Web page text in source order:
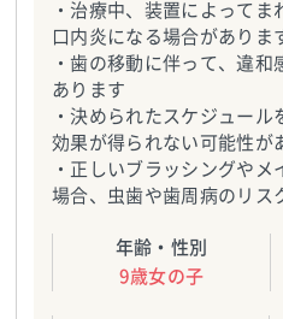
・治療中、装置によってま
口内炎になる場合がありま
・歯の移動に伴って、違
あります
・決められたスケジュー
効果が得られない可能性が
・正しいブラッシングや
場合、虫歯や歯周病のリス
年齢・性別
9歳女の子